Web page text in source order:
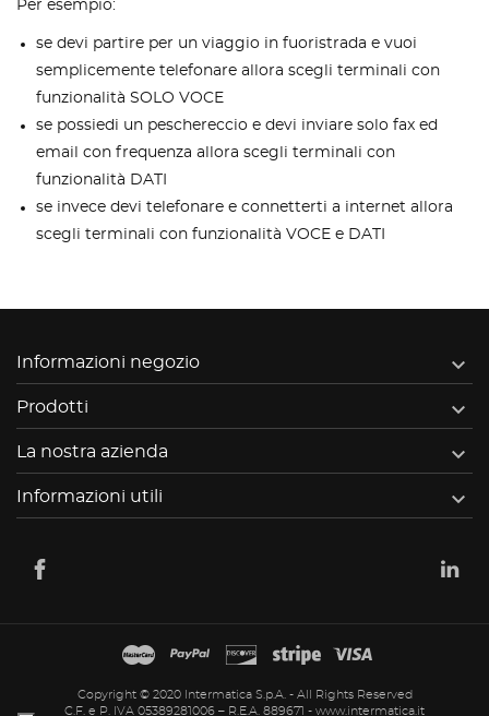
Per esempio:
se devi partire per un viaggio in fuoristrada e vuoi
semplicemente telefonare allora scegli terminali con
funzionalità SOLO VOCE
se possiedi un peschereccio e devi inviare solo fax ed
email con frequenza allora scegli terminali con
funzionalità DATI
se invece devi telefonare e connetterti a internet allora
scegli terminali con funzionalità VOCE e DATI
Informazioni negozio 
Prodotti 
La nostra azienda 
Informazioni utili 
Copyright © 2020 Intermatica S.p.A. - All Rights Reserved
C.F. e P. IVA 05389281006 – R.E.A. 889671 - www.intermatica.it